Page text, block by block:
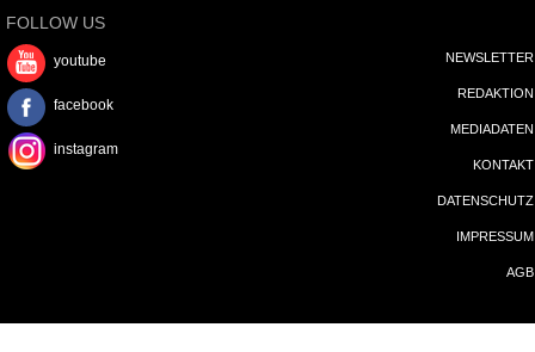
FOLLOW US
youtube
facebook
instagram
NEWSLETTER
REDAKTION
MEDIADATEN
KONTAKT
DATENSCHUTZ
IMPRESSUM
AGB